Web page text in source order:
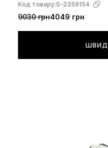
Код товару:S-2359154
9030 грн4049 грн